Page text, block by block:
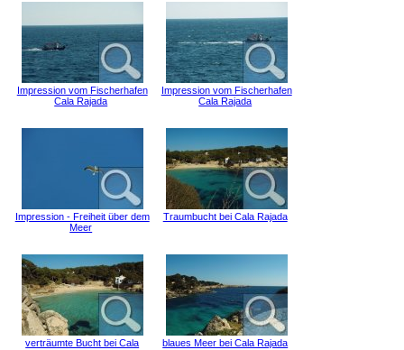
Impression vom Fischerhafen
Cala Rajada
Impression vom Fischerhafen
Cala Rajada
Impression - Freiheit über dem
Meer
Traumbucht bei Cala Rajada
verträumte Bucht bei Cala
blaues Meer bei Cala Rajada